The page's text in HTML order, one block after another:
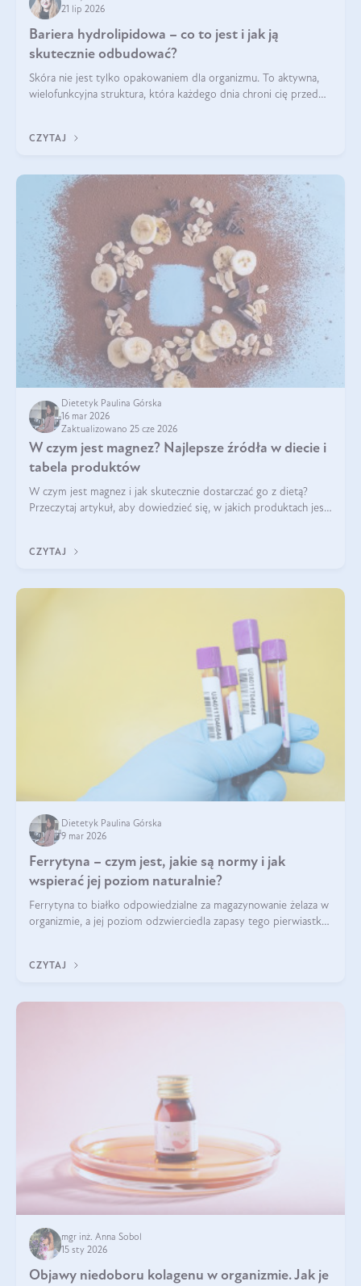
21 lip 2026
Bariera hydrolipidowa – co to jest i jak ją
skutecznie odbudować?
Skóra nie jest tylko opakowaniem dla organizmu. To aktywna,
wielofunkcyjna struktura, która każdego dnia chroni cię przed
bariera hydrolipidowa.
CZYTAJ
Dietetyk Paulina Górska
16 mar 2026
Zaktualizowano 25 cze 2026
W czym jest magnez? Najlepsze źródła w diecie i
tabela produktów
W czym jest magnez i jak skutecznie dostarczać go z dietą?
Przeczytaj artykuł, aby dowiedzieć się, w jakich produktach jest
CZYTAJ
Dietetyk Paulina Górska
9 mar 2026
Ferrytyna – czym jest, jakie są normy i jak
wspierać jej poziom naturalnie?
Ferrytyna to białko odpowiedzialne za magazynowanie żelaza w
organizmie, a jej poziom odzwierciedla zapasy tego pierwiastka.
funkcjonowanie (
CZYTAJ
mgr inż. Anna Sobol
15 sty 2026
Objawy niedoboru kolagenu w organizmie. Jak je